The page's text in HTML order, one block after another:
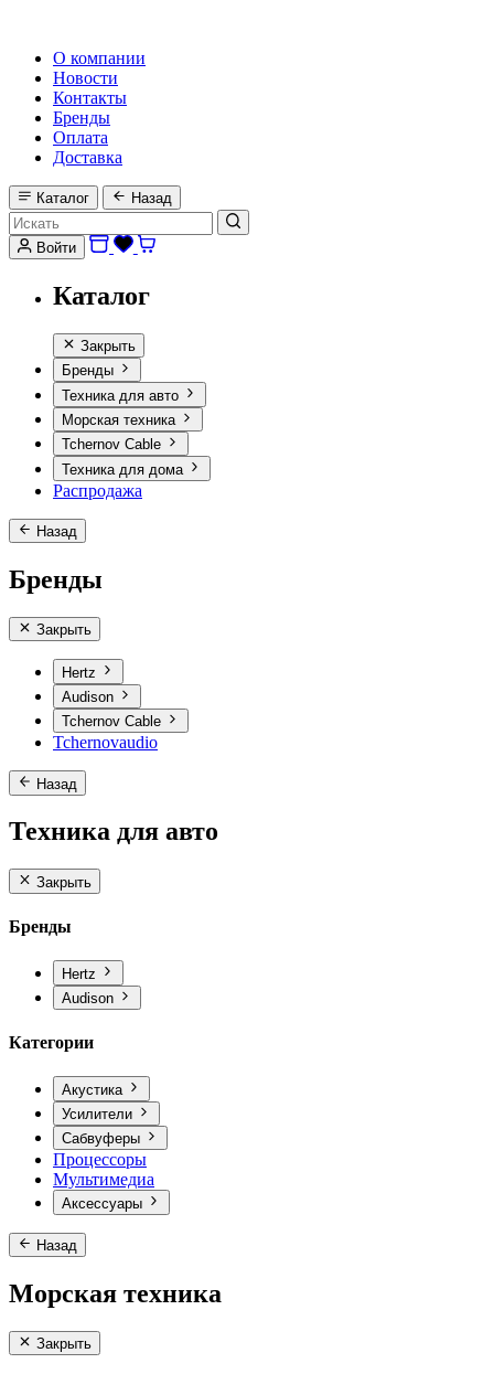
О компании
Новости
Контакты
Бренды
Оплата
Доставка
Каталог Назад
Войти
Каталог
Закрыть
Бренды
Техника для авто
Морская техника
Tchernov Cable
Техника для дома
Распродажа
Назад
Бренды
Закрыть
Hertz
Audison
Tchernov Cable
Tchernovaudio
Назад
Техника для авто
Закрыть
Бренды
Hertz
Audison
Категории
Акустика
Усилители
Сабвуферы
Процессоры
Мультимедиа
Аксессуары
Назад
Морская техника
Закрыть